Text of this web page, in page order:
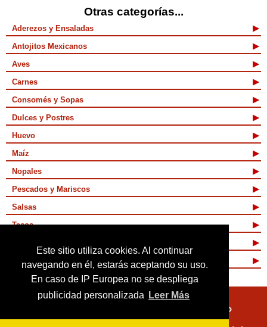
Este sitio utiliza cookies. Al continuar
navegando en él, estarás aceptando su uso.
En caso de IP Europea no se despliega
publicidad personalizada
Leer Más
Otras categorías...
Aderezos y Ensaladas
Antojitos Mexicanos
Aves
Carnes
Consomés y Sopas
Dulces y Postres
Huevo
Maíz
Nopales
Pescados y Mariscos
Salsas
Tacos
Vegetarianas
Términos de Uso